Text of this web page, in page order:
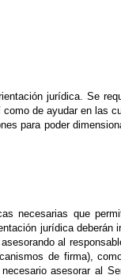
jurídica. Se
de ayudar en las
para poder
necesarias que
jurídica deberán
al
de firma),
asesorar al